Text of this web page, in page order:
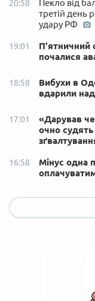
20:58
Пекло від
третій день
удару РФ
19:01
П'ятничний
почалися
18:58
Вибухи в
вдарили
17:01
«Дарував
очно судять
16:58
Мінус одна